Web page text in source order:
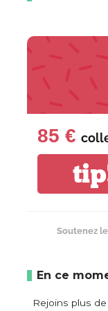
85 €
Soutenez
En ce
Rejoins plus